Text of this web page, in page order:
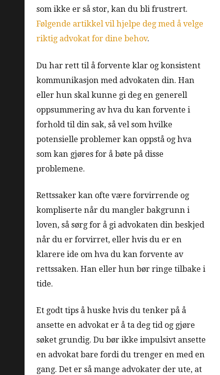
som ikke er så stor, kan du bli frustrert.
Følgende artikkel vil hjelpe deg med å velge
riktig advokat for dine behov.
Du har rett til å forvente klar og konsistent
kommunikasjon med advokaten din. Han
eller hun skal kunne gi deg en generell
oppsummering av hva du kan forvente i
forhold til din sak, så vel som hvilke
potensielle problemer kan oppstå og hva
som kan gjøres for å bøte på disse
problemene.
Rettssaker kan ofte være forvirrende og
kompliserte når du mangler bakgrunn i
loven, så sørg for å gi advokaten din beskjed
når du er forvirret, eller hvis du er en
klarere ide om hva du kan forvente av
rettssaken. Han eller hun bør ringe tilbake i
tide.
Et godt tips å huske hvis du tenker på å
ansette en advokat er å ta deg tid og gjøre
søket grundig. Du bør ikke impulsivt ansette
en advokat bare fordi du trenger en med en
gang. Det er så mange advokater der ute, at